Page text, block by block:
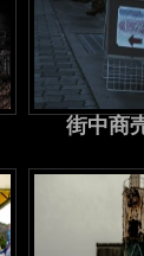
街中商